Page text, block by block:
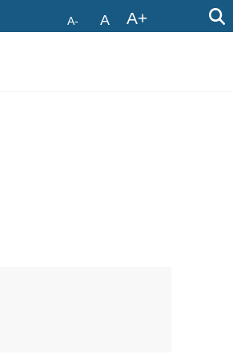
A+
A
A-